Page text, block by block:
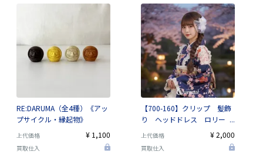
RE:DARUMA（全4種）《アッ
プサイクル・縁起物》
上代価格 ¥ 1,100
買取仕入
【700-160】クリップ 髪飾
り ヘッドドレス ロリー
タ コスプレ チュール レ
ース 成人式 卒業式 浴衣
上代価格 ¥ 2,000
買取仕入